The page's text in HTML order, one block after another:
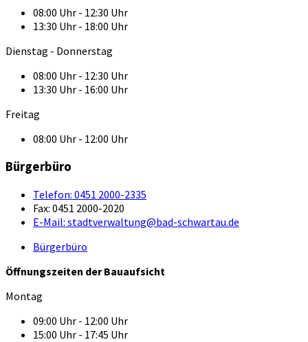
08:00 Uhr - 12:30 Uhr
13:30 Uhr - 18:00 Uhr
Dienstag - Donnerstag
08:00 Uhr - 12:30 Uhr
13:30 Uhr - 16:00 Uhr
Freitag
08:00 Uhr - 12:00 Uhr
Bürgerbüro
Telefon: 0451 2000-2335
Fax: 0451 2000-2020
E-Mail: stadtverwaltung@bad-schwartau.de
Bürgerbüro
Öffnungszeiten der Bauaufsicht
Montag
09:00 Uhr - 12:00 Uhr
15:00 Uhr - 17:45 Uhr